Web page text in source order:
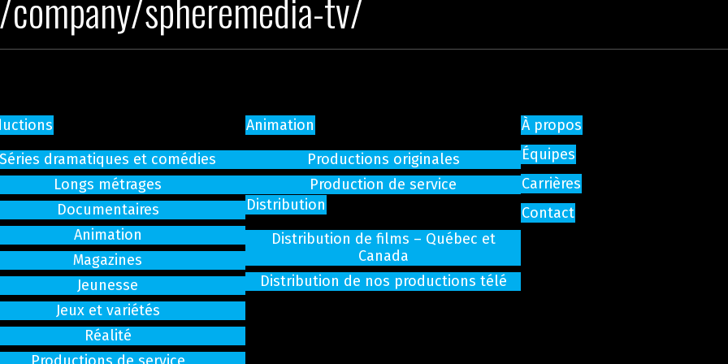
Séries dramatiques et comédies
Longs métrages
Documentaires
Animation
Magazines
Jeunesse
Jeux et variétés
Réalité
Animation
Productions originales
Production de service
Distribution
Distribution de films – Québec et
Canada
Distribution de nos productions télé
À propos
Équipes
Carrières
Contact